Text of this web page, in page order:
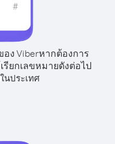
ง Viberหากต้องการ
รียกเลขหมายดังต่อไป
นประเทศ